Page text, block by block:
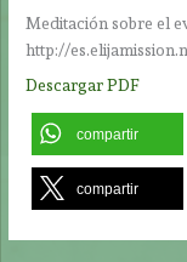
Meditación sobre el
http://
Descargar PDF
compartir
compartir